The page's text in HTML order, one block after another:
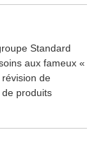
Standard
aux fameux «
de
produits